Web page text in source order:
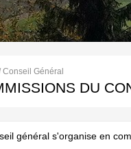
Conseil Général
DU
général s'organise en